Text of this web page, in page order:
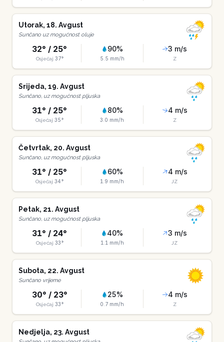
Utorak, 18. Avgust
Sunčano uz mogućnost oluje
32° / 25°
Osjećaj 37°
90%
5.5 mm/h
3 m/s
Z
Srijeda, 19. Avgust
Sunčano, uz mogućnost pljuska
31° / 25°
Osjećaj 35°
80%
3.0 mm/h
4 m/s
Z
Četvrtak, 20. Avgust
Sunčano, uz mogućnost pljuska
31° / 25°
Osjećaj 34°
60%
1.9 mm/h
4 m/s
JZ
Petak, 21. Avgust
Sunčano, uz mogućnost pljuska
31° / 24°
Osjećaj 33°
40%
1.1 mm/h
3 m/s
JZ
Subota, 22. Avgust
Sunčano vrijeme
30° / 23°
Osjećaj 33°
25%
0.7 mm/h
4 m/s
Z
Nedjelja, 23. Avgust